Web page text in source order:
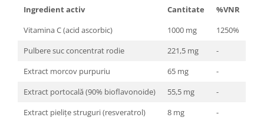
Ingredient activ
Cantitate
%VNR
Vitamina C (acid ascorbic)
1000 mg
1250%
Pulbere suc concentrat rodie
221,5 mg
-
Extract morcov purpuriu
65 mg
-
Extract portocală (90% bioflavonoide)
55,5 mg
-
Extract pielițe struguri (resveratrol)
8 mg -